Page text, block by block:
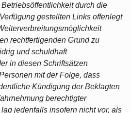
durch die
gestellten Links offenlegt
rechtfertigenden Grund zu
und schuldhaft
in diesen Schriftsätzen
mit der Folge, dass
Kündigung der Beklagten
berechtigter
jedenfalls insofern nicht vor, als